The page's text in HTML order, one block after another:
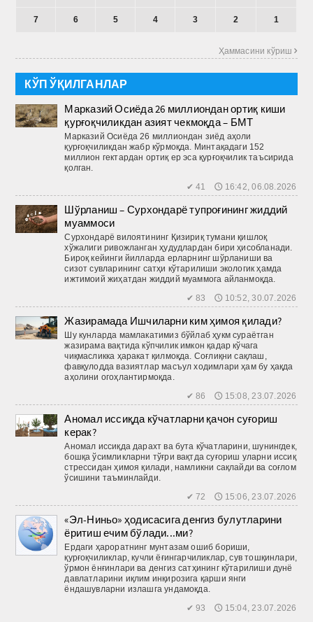
7 6 5 4 3 2 1
Ҳаммасини кўриш 
КЎП ЎҚИЛГАНЛАР
Марказий Осиёда 26 миллиондан ортиқ киши
қурғоқчиликдан азият чекмоқда – БМТ
Марказий Осиё­да 26 миллиондан зиёд аҳоли
қурғоқчиликдан жабр кўрмоқда. Минтақадаги 152
миллион гектардан ортиқ ер эса қурғоқчилик таъсирида
қолган.
✔ 41 🕔 16:42, 06.08.2026
Шўрланиш – Сурхондарё тупроғининг жиддий
муаммоси
Сурхондарё вилоятининг Қизириқ тумани қишлоқ
хўжалиги ривожланган ҳудудлардан бири ҳисобланади.
Бироқ кейинги йилларда ерларнинг шўрланиши ва
сизот сувларининг сатҳи кўтарилиши экологик ҳамда
ижтимоий жиҳатдан жиддий муаммога айланмоқда.
✔ 83 🕔 10:52, 30.07.2026
Жазирамада Ишчиларни ким ҳимоя қилади?
Шу кунларда мамлакатимиз бўйлаб ҳукм сураётган
жазирама вақтида кўпчилик имкон қадар кўчага
чиқмасликка ҳаракат қилмоқда. Соғлиқни сақлаш,
фавқулодда вазиятлар масъул ходимлари ҳам бу ҳақда
аҳолини огоҳлантирмоқда.
✔ 86 🕔 15:08, 23.07.2026
Аномал иссиқда кўчатларни қачон суғориш
керак?
Аномал иссиқда дарахт ва бута кўчатларини, шунингдек,
бошқа ўсимликларни тўғри вақтда суғориш уларни иссиқ
стрессидан ҳимоя қилади, намликни сақлайди ва соғлом
ўсишини таъминлайди.
✔ 72 🕔 15:06, 23.07.2026
«Эл-Ниньо» ҳодисасига денгиз булутларини
ёритиш ечим бўлади...ми?
Ердаги ҳароратнинг мунтазам ошиб бориши,
қурғоқчиликлар, кучли ёғингарчиликлар, сув тошқинлари,
ўрмон ёнғинлари ва денгиз сатҳининг кўтарилиши дунё
давлатларини иқлим инқирозига қарши янги
ёндашувларни излашга ундамоқда.
✔ 93 🕔 15:04, 23.07.2026